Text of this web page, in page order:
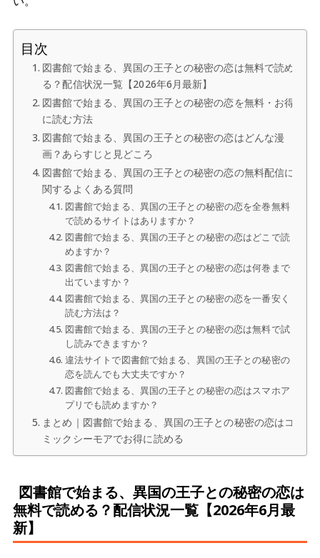
目次
図書館で始まる、異国の王子との秘密の恋は無料で読め
る？配信状況一覧【2026年6月最新】
図書館で始まる、異国の王子との秘密の恋を無料・お得
に読む方法
図書館で始まる、異国の王子との秘密の恋はどんな漫
画？あらすじと見どころ
図書館で始まる、異国の王子との秘密の恋の無料配信に
関するよくある質問
図書館で始まる、異国の王子との秘密の恋を全巻無料
で読めるサイトはありますか？
図書館で始まる、異国の王子との秘密の恋はどこで読
めますか？
図書館で始まる、異国の王子との秘密の恋は何巻まで
出ていますか？
図書館で始まる、異国の王子との秘密の恋を一番安く
読む方法は？
図書館で始まる、異国の王子との秘密の恋は無料で試
し読みできますか？
違法サイトで図書館で始まる、異国の王子との秘密の
恋を読んでも大丈夫ですか？
図書館で始まる、異国の王子との秘密の恋はスマホア
プリでも読めますか？
まとめ｜図書館で始まる、異国の王子との秘密の恋はコ
ミックシーモアでお得に読める
図書館で始まる、異国の王子との秘密の恋は
無料で読める？配信状況一覧【2026年6月最
新】